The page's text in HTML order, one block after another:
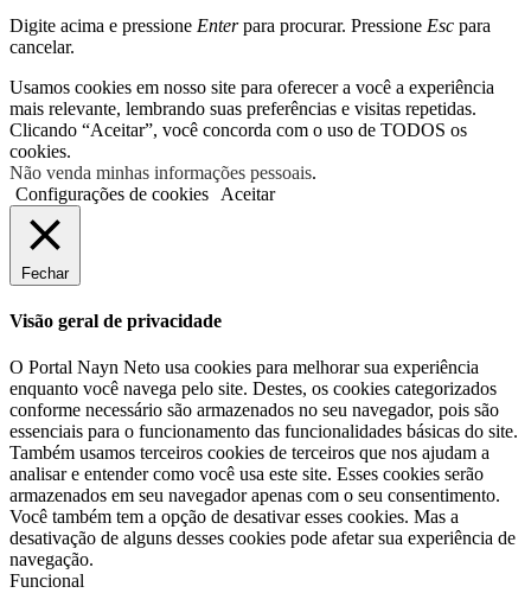
Digite acima e pressione Enterpara procurar. Pressione Esc para
cancelar.
Usamos cookies em nosso site para oferecer a você a experiência
mais relevante, lembrando suas preferências e visitas repetidas.
Clicando “Aceitar”, você concorda com o uso de TODOS os
cookies.
Não venda minhas informações pessoais.
Configurações de cookies
Aceitar
Fechar
Visão geral de privacidade
O Portal Nayn Neto usa cookies para melhorar sua experiência
enquanto você navega pelo site. Destes, os cookies categorizados
conforme necessário são armazenados no seu navegador, pois são
essenciais para o funcionamento das funcionalidades básicas do site.
Também usamos terceiros cookies de terceiros que nos ajudam a
analisar e entender como você usa este site. Esses cookies serão
armazenados em seu navegador apenas com o seu consentimento.
Você também tem a opção de desativar esses cookies. Mas a
desativação de alguns desses cookies pode afetar sua experiência de
navegação.
Funcional